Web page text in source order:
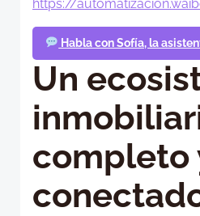
https://
Habla con Sofía, la
Un
completo